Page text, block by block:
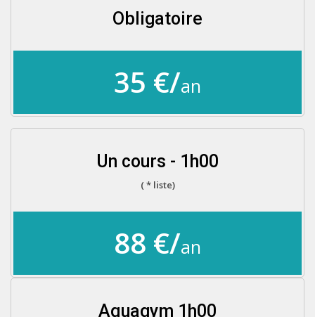
Obligatoire
35 €/an
Un cours - 1h00
( * liste)
88 €/an
Aquagym 1h00